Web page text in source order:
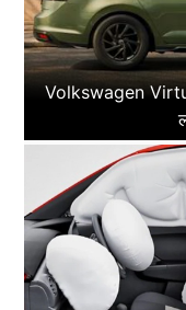
Volkswagen